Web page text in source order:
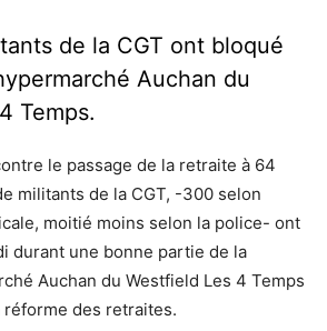
de la CGT ont bloqué
Auchan du
Temps.
le passage de la retraite à 64
militants de la CGT, -300 selon
moitié moins selon la police- ont
durant une bonne partie de la
Auchan du Westfield Les 4 Temps
réforme des retraites.